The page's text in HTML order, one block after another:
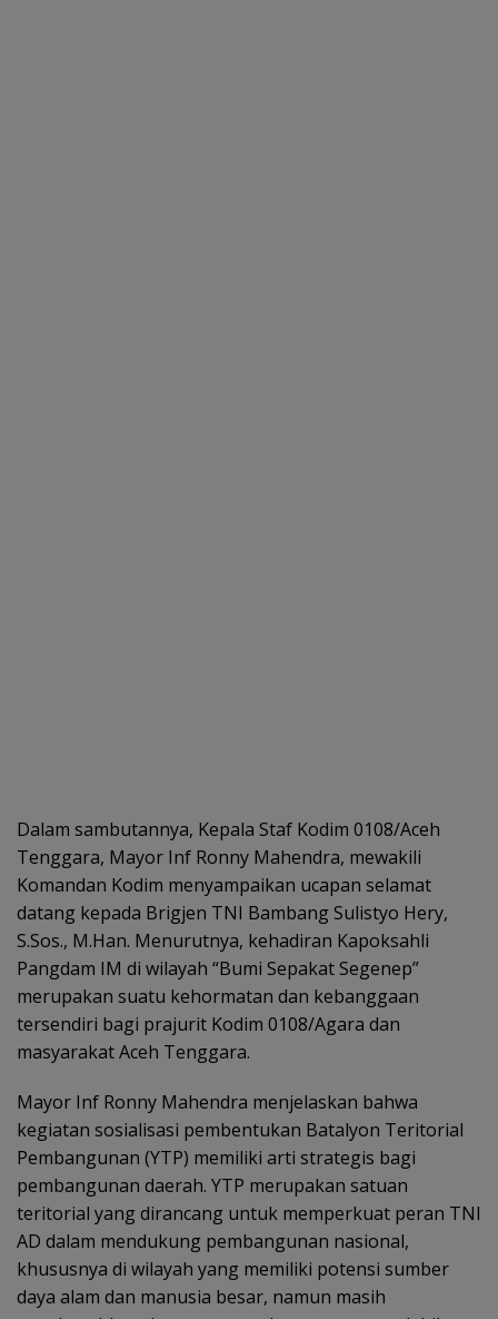
Dalam sambutannya, Kepala Staf Kodim 0108/Aceh
Tenggara, Mayor Inf Ronny Mahendra, mewakili
Komandan Kodim menyampaikan ucapan selamat
datang kepada Brigjen TNI Bambang Sulistyo Hery,
S.Sos., M.Han. Menurutnya, kehadiran Kapoksahli
Pangdam IM di wilayah “Bumi Sepakat Segenep”
merupakan suatu kehormatan dan kebanggaan
tersendiri bagi prajurit Kodim 0108/Agara dan
masyarakat Aceh Tenggara.
Mayor Inf Ronny Mahendra menjelaskan bahwa
kegiatan sosialisasi pembentukan Batalyon Teritorial
Pembangunan (YTP) memiliki arti strategis bagi
pembangunan daerah. YTP merupakan satuan
teritorial yang dirancang untuk memperkuat peran TNI
AD dalam mendukung pembangunan nasional,
khususnya di wilayah yang memiliki potensi sumber
daya alam dan manusia besar, namun masih